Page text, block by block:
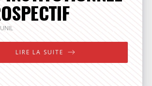
LIRE LA SUITE